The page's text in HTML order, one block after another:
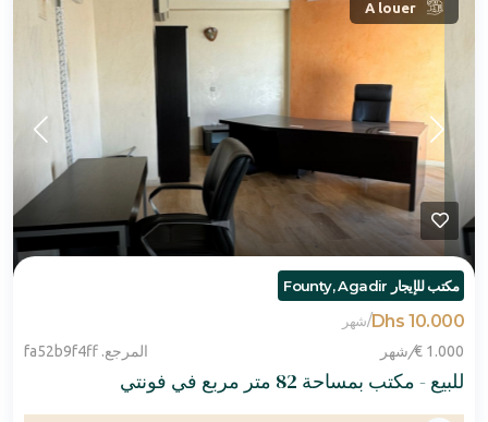
A louer
مكتب للإيجار Founty, Agadir
10.000 Dhs
/شهر
1.000 €
/شهر المرجع. fa52b9f4ff
للبيع - مكتب بمساحة 82 متر مربع في فونتي